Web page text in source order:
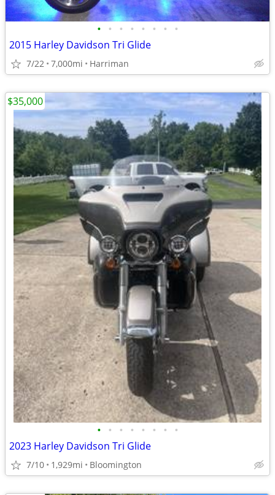
• • • • • • • •
2015 Harley Davidson Tri Glide
7/22 7,000mi Harriman
• • • • • • • •
2023 Harley Davidson Tri Glide
7/10 1,929mi Bloomington
$35,000